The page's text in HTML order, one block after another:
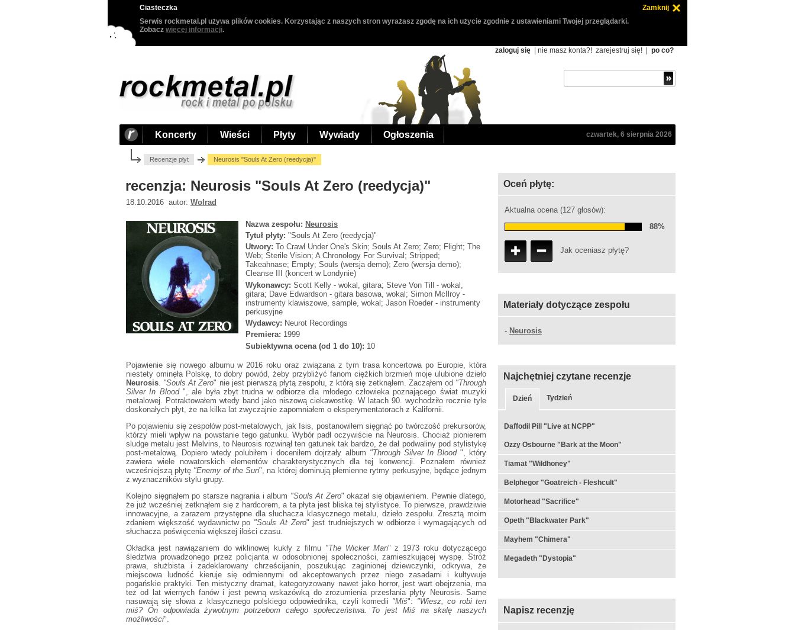
Ciasteczka
Zamknij
Serwis rockmetal.pl używa plików cookies. Korzystając z naszych stron wyrażasz zgodę na ich użycie zgodnie z ustawieniami Twojej przeglądarki.
Zobacz więcej informacji.
zaloguj się | nie masz konta?! zarejestruj się! po co?
Koncerty Wieści Płyty Wywiady Ogłoszenia czwartek, 6 sierpnia 2026
Recenzje płyt Neurosis "Souls At Zero (reedycja)"
recenzja: Neurosis "Souls At Zero (reedycja)"
18.10.2016 autor: Wolrad
Nazwa zespołu: Neurosis
Tytuł płyty: "Souls At Zero (reedycja)"
Utwory: To Crawl Under One's Skin; Souls At Zero; Zero; Flight; The
Web; Sterile Vision; A Chronology For Survival; Stripped;
Takeahnase; Empty; Souls (wersja demo); Zero (wersja demo);
Cleanse III (koncert w Londynie)
Wykonawcy: Scott Kelly - wokal, gitara; Steve Von Till - wokal,
gitara; Dave Edwardson - gitara basowa, wokal; Simon McIlroy -
instrumenty klawiszowe, sample, wokal; Jason Roeder - instrumenty
perkusyjne
Wydawcy: Neurot Recordings
Premiera: 1999
Subiektywna ocena (od 1 do 10): 10
Pojawienie się nowego albumu w 2016 roku oraz związana z tym trasa koncertowa po Europie, która
niestety ominęła Polskę, to dobry powód, żeby przybliżyć fanom ciężkich brzmień moje ulubione dzieło
Neurosis "Souls At Zero" nie jest pierwszą płytą zespołu, z którą się zetknąłem. Zacząłem od "Through
Silver In Blood ", ale była zbyt trudna w odbiorze dla młodego człowieka poznającego świat muzyki
metalowej. Potraktowałem wtedy band jako niszową ciekawostkę. W latach 90. wychodziło rocznie tyle
doskonałych płyt, że na kilka lat zwyczajnie zapomniałem o eksperymentatorach z Kalifornii.
Po pojawieniu się zespołów post-metalowych, jak Isis, postanowiłem sięgnąć po twórczość prekursorów,
którzy mieli wpływ na powstanie tego gatunku. Wybór padł oczywiście na Neurosis. Chociaż pionierem
sludge metalu jest Melvins, to Neurosis rozwinął ten gatunek tak bardzo, że dał podwaliny pod stylistykę
post-metalową. Dopiero wtedy polubiłem i doceniłem dojrzały album "Through Silver In Blood ", który
zawiera wiele nowatorskich elementów charakterystycznych dla tej konwencji. Poznałem również
wcześniejszą płytę "Enemy of the Sun", na której dominują plemienne rytmy perkusyjne, będące jednym
z wyznaczników stylu grupy.
Kolejno sięgnąłem po starsze nagrania i album "Souls At Zero" okazał się objawieniem. Pewnie dlatego,
że już wcześniej zetknąłem się z hardcorem, a ta płyta jest bliska tej stylistyce. To pierwsze, prawdziwie
innowacyjne, a zarazem przystępne dla słuchacza klasycznego metalu, dzieło zespołu. Zresztą moim
zdaniem większość wydawnictw po "Souls At Zero" jest trudniejszych w odbiorze i wymagających od
słuchacza poświęcenia większej ilości czasu.
Okładka jest nawiązaniem do wiklinowej kukły z filmu "The Wicker Man" z 1973 roku dotyczącego
śledztwa prowadzonego przez policjanta w odosobnionej społeczności, zamieszkującej wyspę. Stróż
prawa, służbista i zadeklarowany chrześcijanin, poszukując zaginionej dziewczynki, odkrywa, że
miejscowa ludność kieruje się odmiennymi od akceptowanych przez niego zasadami i kultywuje
pogańskie praktyki. Ten mistyczny dramat, kategoryzowany nawet jako horror, jest wart obejrzenia, ma
też od lat wiernych fanów i jest pewną wskazówką do zrozumienia przesłania płyty Neurosis. Same
nasuwają się słowa z klasycznego polskiego odpowiednika, czyli komedii "Miś": "Wiesz, co robi ten
miś? On odpowiada żywotnym potrzebom całego społeczeństwa. To jest Miś na skalę naszych
możliwości".
Oceń płytę:
Aktualna ocena (127 głosów):
88%
Jak oceniasz płytę?
Materiały dotyczące zespołu
- Neurosis
Najchętniej czytane recenzje
Dzień Tydzień
Daffodil Pill "Live at NCPP"
Ozzy Osbourne "Bark at the Moon"
Tiamat "Wildhoney"
Belphegor "Goatreich - Fleshcult"
Motorhead "Sacrifice"
Opeth "Blackwater Park"
Mayhem "Chimera"
Megadeth "Dystopia"
Napisz recenzję